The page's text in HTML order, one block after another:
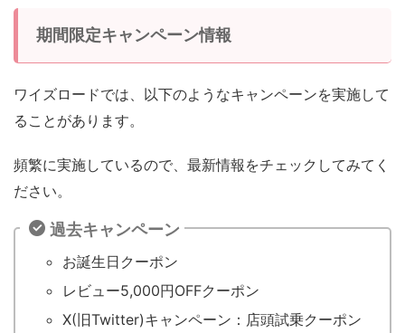
期間限定キャンペーン情報
ワイズロードでは、以下のようなキャンペーンを実施して
ることがあります。
頻繁に実施しているので、最新情報をチェックしてみてく
ださい。
過去キャンペーン
お誕生日クーポン
レビュー5,000円OFFクーポン
X(旧Twitter)キャンペーン：店頭試乗クーポン